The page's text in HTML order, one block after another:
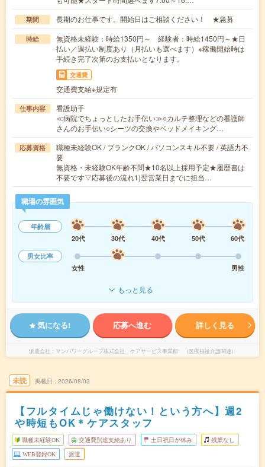
期間 長期のお仕事です。開始日はご相談ください！ ★急募
時給
無資格未経験：時給1350円～ 経験者：時給1450円～★日
払い／週払い制度あり（月払いも選べます）※稼働開始時は
手続き完了次第のお支払いとなります。
交通費
交通費支給※規定有
仕事内容
看護助手
≪病院でちょっとしたお手伝い≫○カルテ整理などの看護師
さんのお手伝い○シーツの交換やベッドメイキング…
応募資格
職種未経験OK / ブランクOK / パソコンスキル不要 / 英語力不
要
無資格・未経験OK年齢不問★10名以上採用予定★履歴書は
不要です▽応募後の流れ1)翌営業日までに担当…
職場の雰囲気
年齢層
20代
30代 40代 50代
60代
男女比率
女性
男性
もっと見る
気になる! 応募へ進む 詳しく見る
派遣会社 マンパワーグループ株式会社 ケアサービス事業部 （医療福祉介護関連）
未読 掲載日 2026/08/03
【フルタイムじゃ働けない！という方へ】週2
や時短もOK＊ケアスタッフ
職種未経験OK 交通費別途支給あり 土日祝日が休み 残業なし
WEB登録OK 派遣